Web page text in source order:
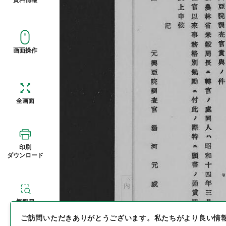
画面操作
全画面
印刷
ダウンロード
概観図
ご訪問いただきありがとうございます。 私たちがより良い情